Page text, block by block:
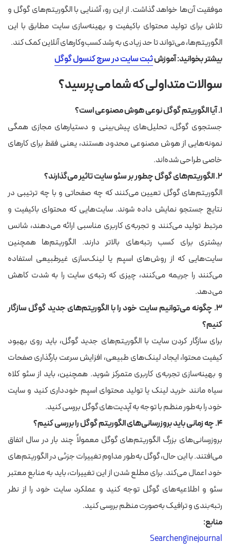
موفقیت آن‌ها خواهد گذاشت. از این رو، آشنایی با الگوریتم‌های گوگل و
تلاش برای تولید محتوای باکیفیت و بهینه‌سازی سایت مطابق با این
الگوریتم‌ها، می‌تواند تا حد زیادی به رشد کسب‌وکارها‌ی آنلاین کمک کند.
بیشتر بخوانید: آموزشثبت سایت در سرچ کنسول گوگل
سوالات متداولی که شما می پرسید؟
۱. آیا الگوریتم گوگل نوعی هوش مصنوعی است؟
جستجوی گوگل، تحلیل‌های پیش‌بینی و دستیارهای مجازی همگی
نمونه‌هایی از هوش مصنوعی محدود هستند، یعنی فقط برای کارهای
خاصی طراحی شده‌اند.
۲. الگوریتم‌های گوگل چطور بر سئو سایت تاثیر می‌گذارند؟
الگوریتم‌های گوگل تعیین می‌کنند که چه صفحاتی و با چه ترتیبی در
نتایج جستجو نمایش داده شوند. سایت‌هایی که محتوای باکیفیت و
مرتبط تولید می‌کنند و تجربه‌ی کاربری مناسبی ارائه می‌دهند، شانس
بیشتری برای کسب رتبه‌های بالاتر دارند. الگوریتم‌ها همچنین
سایت‌هایی که از روش‌های اسپم یا لینک‌سازی غیرطبیعی استفاده
می‌کنند را جریمه می‌کنند، چیزی که رتبه‌ی سایت را به شدت کاهش
می‌دهد.
۳. چگونه می‌توانیم سایت خود را با الگوریتم‌های جدید گوگل سازگار
کنیم؟
برای سازگار کردن سایت با الگوریتم‌های جدید گوگل، باید روی بهبود
کیفیت محتوا، ایجاد لینک‌های طبیعی، افزایش سرعت بارگذاری صفحات
و بهینه‌سازی تجربه‌ی کاربری متمرکز شوید. همچنین، باید از سئو کلاه
سیاه مانند خرید لینک یا تولید محتوای اسپم خودداری کنید و سایت
خود را به‌طور منظم با توجه به آپدیت‌های گوگل بررسی کنید.
۴. چه زمانی باید بروزرسانی‌های الگوریتم گوگل را بررسی کنیم؟
بروزرسانی‌های بزرگ الگوریتم‌های گوگل معمولاً چند بار در سال اتفاق
می‌افتند. با این حال، گوگل به‌طور مداوم تغییرات جزئی در الگوریتم‌های
خود اعمال می‌کند. برای مطلع شدن از این تغییرات، باید به منابع معتبر
سئو و اطلاعیه‌های گوگل توجه کنید و عملکرد سایت خود را از نظر
رتبه‌بندی و ترافیک به‌صورت منظم بررسی کنید.
منابع:
Searchenginejournal